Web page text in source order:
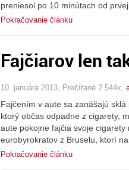
preniesol po 10 minútach od
Pokračovanie článku
Fajčiarov len
10. januára 2013, Prečítané 2 544x,
Fajčením v aute sa zanášajú
ktorý občas odpadne z cigarety,
aute pokojne fajčia svoje
eurobyrokratov z Bruselu, ktorí
Pokračovanie článku